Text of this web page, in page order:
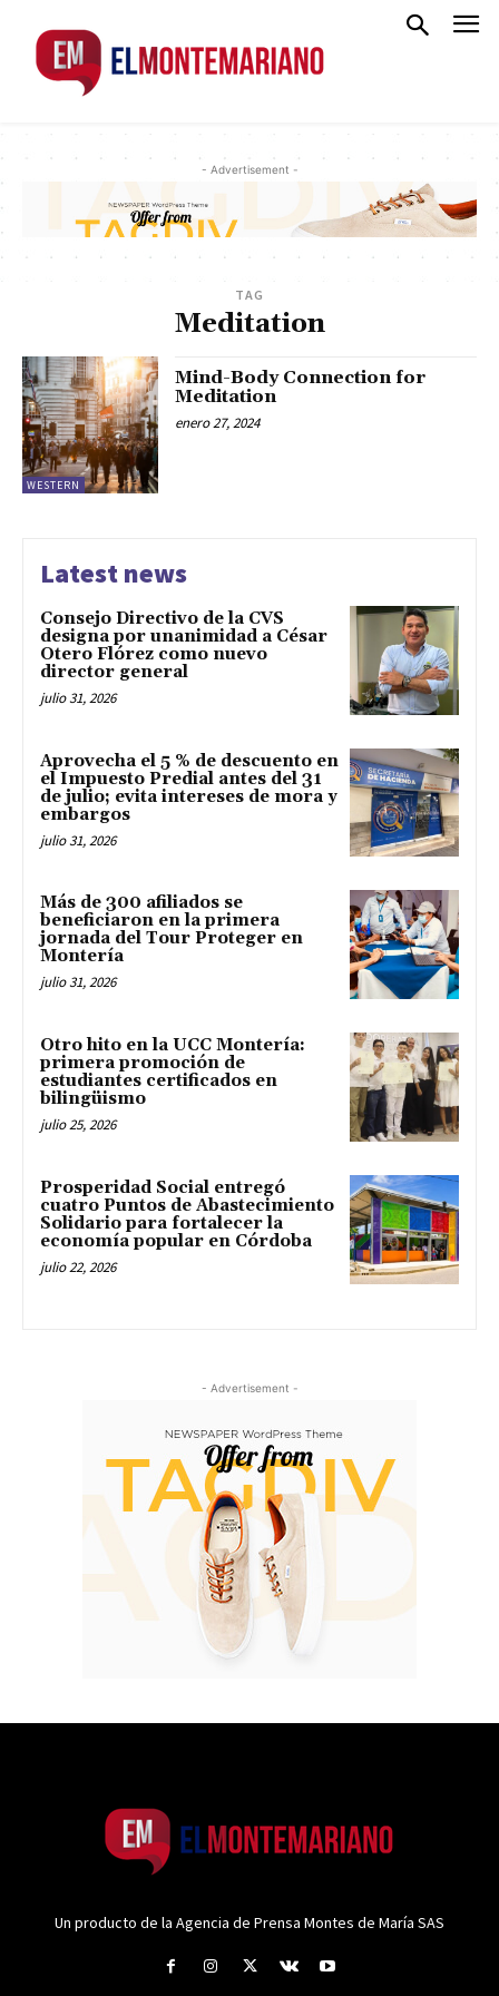
- Advertisement -
TAG
Meditation
WESTERN
Mind-Body Connection for
Meditation
enero 27, 2024
Latest news
Consejo Directivo de la CVS
designa por unanimidad a César
Otero Flórez como nuevo
director general
julio 31, 2026
Aprovecha el 5 % de descuento en
el Impuesto Predial antes del 31
de julio; evita intereses de mora y
embargos
julio 31, 2026
Más de 300 afiliados se
beneficiaron en la primera
jornada del Tour Proteger en
Montería
julio 31, 2026
Otro hito en la UCC Montería:
primera promoción de
estudiantes certificados en
bilingüismo
julio 25, 2026
Prosperidad Social entregó
cuatro Puntos de Abastecimiento
Solidario para fortalecer la
economía popular en Córdoba
julio 22, 2026
- Advertisement -
Un producto de la Agencia de Prensa Montes de María SAS